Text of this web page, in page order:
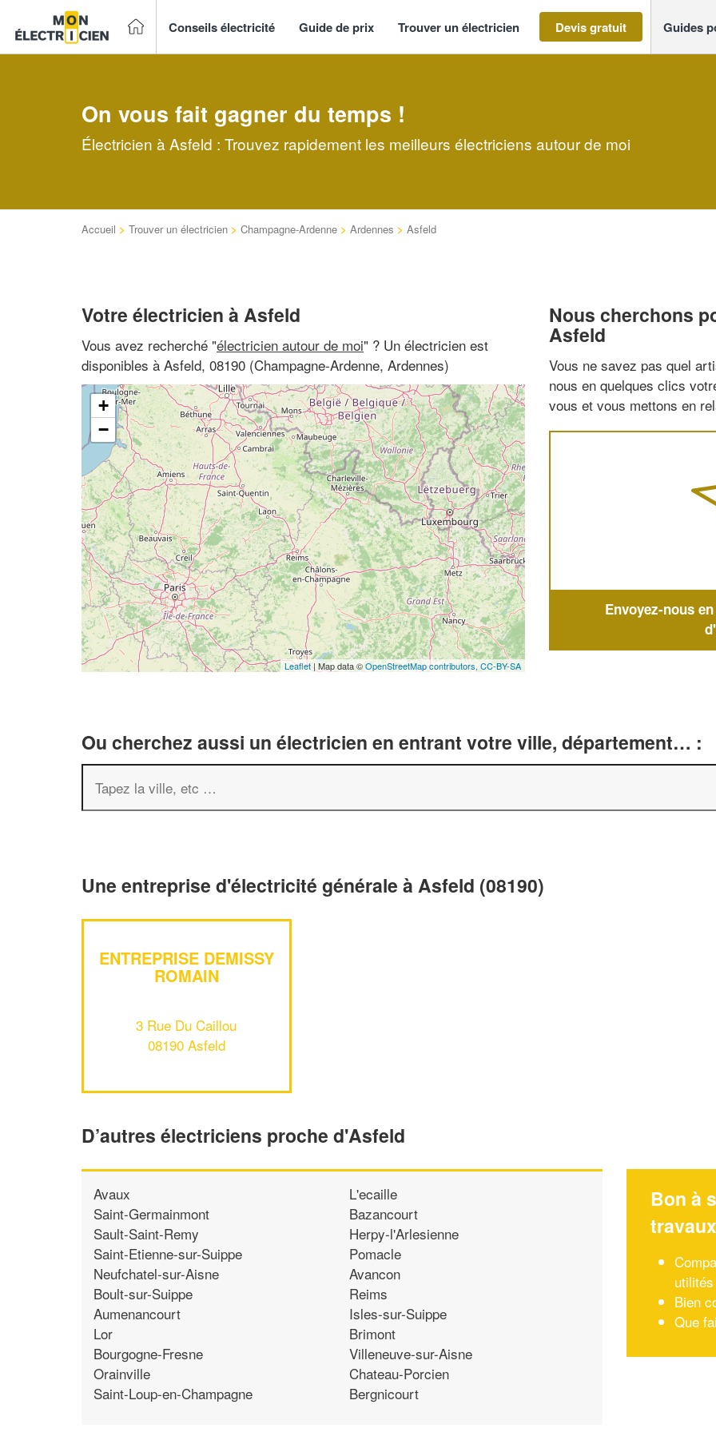
Conseils électricité Guide de prix Trouver un électricien Devis gratuit Guides
On vous fait gagner du temps !
Électricien à Asfeld : Trouvez rapidement les meilleurs électriciens autour de moi
Accueil > Trouver un électricien > Champagne-Ardenne > Ardennes > Asfeld
Votre électricien à Asfeld
Vous avez recherché "électricien autour de moi" ? Un électricien est
disponibles à Asfeld, 08190 (Champagne-Ardenne, Ardennes)
+
−
Leaflet| Map data ©OpenStreetMap contributors, CC-BY-SA
Nous cherchons
Asfeld
Vous ne savez pas quel
nous en quelques clics
vous et vous mettons en
Envoyez-nous
Ou cherchez aussi un électricien en entrant votre ville, département… :
Une entreprise d'électricité générale à Asfeld (08190)
ENTREPRISE DEMISSY
ROMAIN
3 Rue Du Caillou
08190 Asfeld
D’autres électriciens proche d'Asfeld
Avaux
Saint-Germainmont
Sault-Saint-Remy
Saint-Etienne-sur-Suippe
Neufchatel-sur-Aisne
Boult-sur-Suippe
Aumenancourt
Lor
Bourgogne-Fresne
Orainville
Saint-Loup-en-Champagne
L'ecaille
Bazancourt
Herpy-l'Arlesienne
Pomacle
Avancon
Reims
Isles-sur-Suippe
Brimont
Villeneuve-sur-Aisne
Chateau-Porcien
Bergnicourt
Bon à
travaux
utilités
Bien
Que